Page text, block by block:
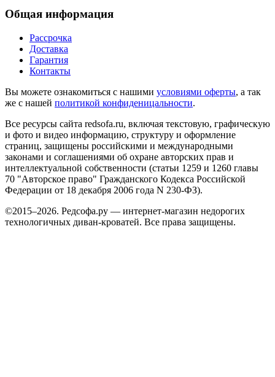
Общая информация
Рассрочка
Доставка
Гарантия
Контакты
Вы можете ознакомиться с нашими условиями оферты, а так
же с нашей политикой конфиденицальности.
Все ресурсы сайта redsofa.ru, включая текстовую, графическую
и фото и видео информацию, структуру и оформление
страниц, защищены российскими и международными
законами и соглашениями об охране авторских прав и
интеллектуальной собственности (статьи 1259 и 1260 главы
70 "Авторское право" Гражданского Кодекса Российской
Федерации от 18 декабря 2006 года N 230-ФЗ).
©2015–2026. Редсофа.ру — интернет-магазин недорогих
технологичных диван-кроватей. Все права защищены.